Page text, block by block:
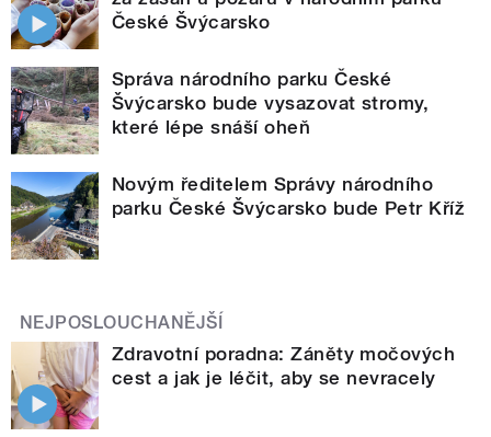
České Švýcarsko
Správa národního parku České
Švýcarsko bude vysazovat stromy,
které lépe snáší oheň
Novým ředitelem Správy národního
parku České Švýcarsko bude Petr Kříž
NEJPOSLOUCHANĚJŠÍ
Zdravotní poradna: Záněty močových
cest a jak je léčit, aby se nevracely